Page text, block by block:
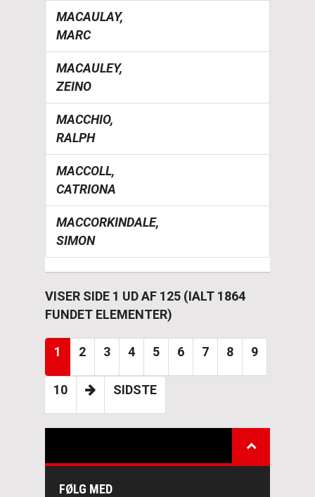
MACAULAY,
MARC
MACAULEY,
ZEINO
MACCHIO,
RALPH
MACCOLL,
CATRIONA
MACCORKINDALE,
SIMON
VISER SIDE 1 UD AF 125 (IALT 1864
FUNDET ELEMENTER)
1 2 3 4 5 6 7 8 9
10 SIDSTE
FØLG MED